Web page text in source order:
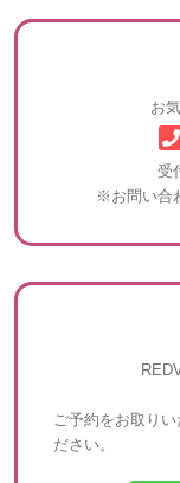
お
受
※お問い合
ご予約をお取り
ださい。